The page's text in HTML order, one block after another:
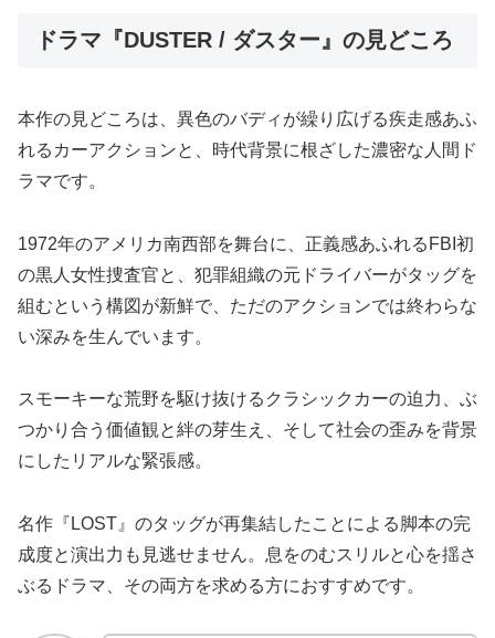
ドラマ『DUSTER / ダスター』の見どころ
本作の見どころは、異色のバディが繰り広げる疾走感あふ
れるカーアクションと、時代背景に根ざした濃密な人間ド
ラマです。
1972年のアメリカ南西部を舞台に、正義感あふれるFBI初
の黒人女性捜査官と、犯罪組織の元ドライバーがタッグを
組むという構図が新鮮で、ただのアクションでは終わらな
い深みを生んでいます。
スモーキーな荒野を駆け抜けるクラシックカーの迫力、ぶ
つかり合う価値観と絆の芽生え、そして社会の歪みを背景
にしたリアルな緊張感。
名作『LOST』のタッグが再集結したことによる脚本の完
成度と演出力も見逃せません。息をのむスリルと心を揺さ
ぶるドラマ、その両方を求める方におすすめです。